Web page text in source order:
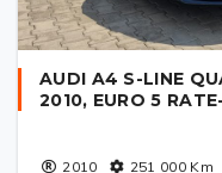
AUDI A4 S-LINE
2010, EURO 5
2010 251 000Km